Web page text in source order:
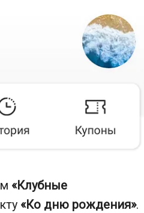
«Клубные
«Ко дню рождения».